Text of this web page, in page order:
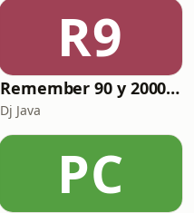
R9
Remember 90 y 2000 en PLAY WITH ME by Dj Java
Dj Java
PC